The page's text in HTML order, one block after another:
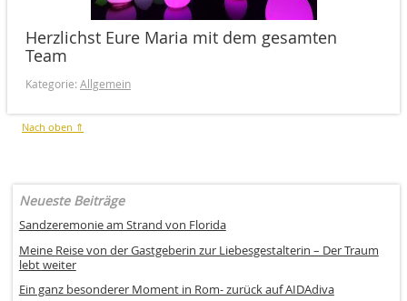
Herzlichst Eure Maria mit dem gesamten
Team
Kategorie: Allgemein
Nach oben ⇑
Neueste Beiträge
Sandzeremonie am Strand von Florida
Meine Reise von der Gastgeberin zur Liebesgestalterin – Der Traum
lebt weiter
Ein ganz besonderer Moment in Rom- zurück auf AIDAdiva